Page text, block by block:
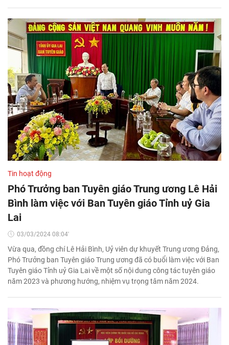
Tin hoạt động
Phó Trưởng ban Tuyên giáo Trung ương Lê Hải
Bình làm việc với Ban Tuyên giáo Tỉnh uỷ Gia
Lai
03/03/2024 08:04'
Vừa qua, đồng chí Lê Hải Bình, Uỷ viên dự khuyết Trung ương Đảng,
Phó Trưởng ban Tuyên giáo Trung ương đã có buổi làm việc với Ban
Tuyên giáo Tỉnh uỷ Gia Lai về một số nội dung công tác tuyên giáo
năm 2023 và phương hướng, nhiệm vụ trọng tâm năm 2024.